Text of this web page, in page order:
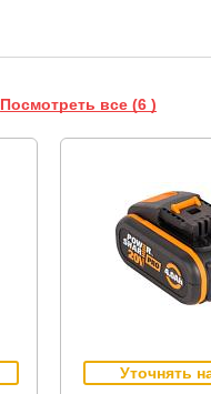
Посмотреть все (6 )
Уточнять